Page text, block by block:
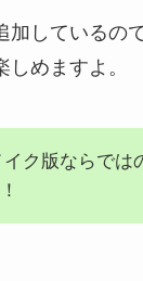
加しているの
めますよ。
イク版ならでは